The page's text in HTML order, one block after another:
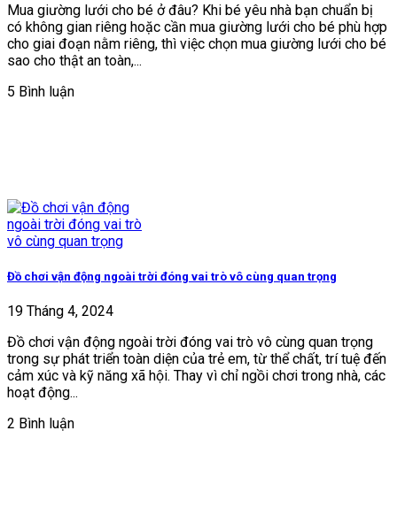
Mua giường lưới cho bé ở đâu? Khi bé yêu nhà bạn chuẩn bị
có không gian riêng hoặc cần mua giường lưới cho bé phù hợp
cho giai đoạn nằm riêng, thì việc chọn mua giường lưới cho bé
sao cho thật an toàn,...
5 Bình luận
Đồ chơi vận động ngoài trời đóng vai trò vô cùng quan trọng
19 Tháng 4, 2024
Đồ chơi vận động ngoài trời đóng vai trò vô cùng quan trọng
trong sự phát triển toàn diện của trẻ em, từ thể chất, trí tuệ đến
cảm xúc và kỹ năng xã hội. Thay vì chỉ ngồi chơi trong nhà, các
hoạt động...
2 Bình luận